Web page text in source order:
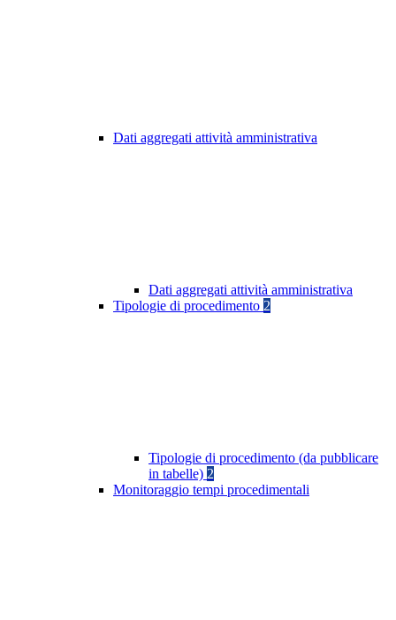
Dati aggregati attività amministrativa
Dati aggregati attività amministrativa
Tipologie di procedimento 2
Tipologie di procedimento (da pubblicare
in tabelle) 2
Monitoraggio tempi procedimentali